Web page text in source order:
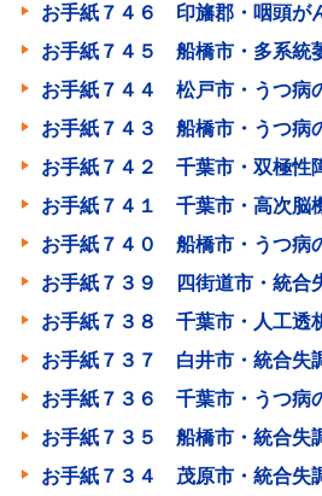
お手紙７４６ 印旛郡・咽頭が
お手紙７４５ 船橋市・多系統
お手紙７４４ 松戸市・うつ病
お手紙７４３ 船橋市・うつ病
お手紙７４２ 千葉市・双極性
お手紙７４１ 千葉市・高次脳
お手紙７４０ 船橋市・うつ病
お手紙７３９ 四街道市・統合
お手紙７３８ 千葉市・人工透
お手紙７３７ 白井市・統合失
お手紙７３６ 千葉市・うつ病
お手紙７３５ 船橋市・統合失
お手紙７３４ 茂原市・統合失